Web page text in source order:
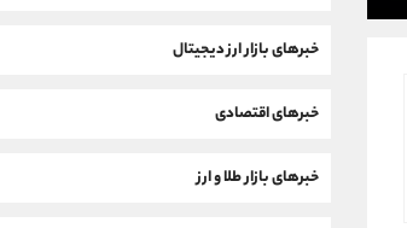
خبرهای بازار ارز دیجیتال
خبرهای اقتصادی
خبرهای بازار طلا و ارز